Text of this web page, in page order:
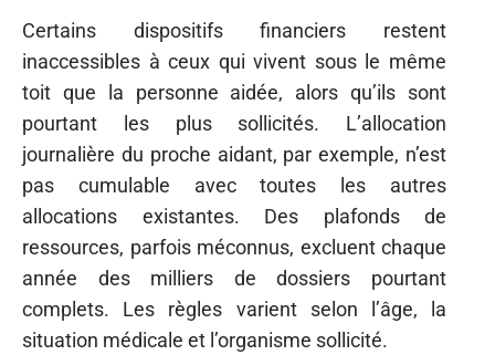
Certains dispositifs financiers restent
inaccessibles à ceux qui vivent sous le même
toit que la personne aidée, alors qu’ils sont
pourtant les plus sollicités. L’allocation
journalière du proche aidant, par exemple, n’est
pas cumulable avec toutes les autres
allocations existantes. Des plafonds de
ressources, parfois méconnus, excluent chaque
année des milliers de dossiers pourtant
complets. Les règles varient selon l’âge, la
situation médicale et l’organisme sollicité.